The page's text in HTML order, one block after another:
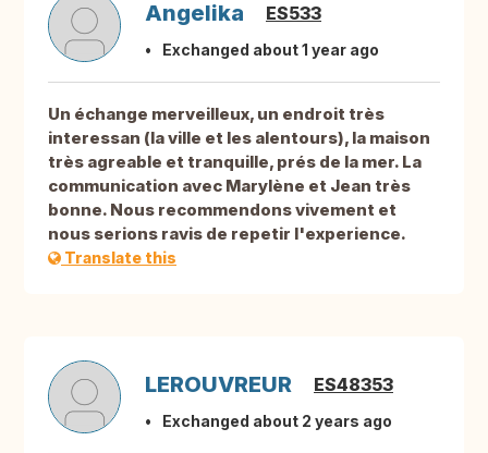
Angelika ES533
Exchanged about 1 year ago
Un échange merveilleux, un endroit très
interessan (la ville et les alentours), la maison
très agreable et tranquille, prés de la mer. La
communication avec Marylène et Jean très
bonne. Nous recommendons vivement et
nous serions ravis de repetir l'experience.
Translate this
LEROUVREUR ES48353
Exchanged about 2 years ago